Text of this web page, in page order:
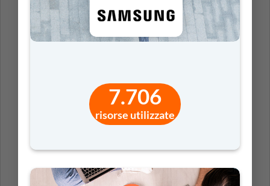
7.706
risorse utilizzate
ADATTO AGLI STUDENTI
DAI 4 AI 6 ANNI